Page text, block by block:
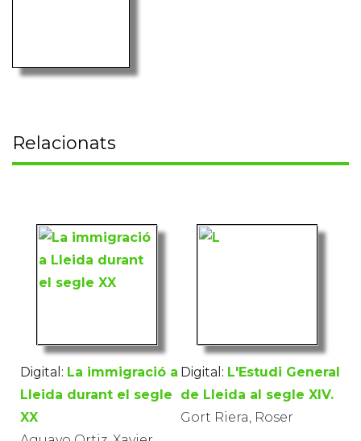
Relacionats
Digital: La immigració a
Lleida durant el segle
XX
Digital: L'Estudi General
de Lleida al segle XIV.
Gort Riera, Roser